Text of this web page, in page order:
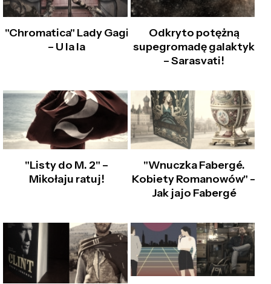
"Chromatica" Lady Gagi
– U la la
Odkryto potężną
supegromadę galaktyk
– Sarasvati!
"Listy do M. 2" –
Mikołaju ratuj!
"Wnuczka Fabergé.
Kobiety Romanowów" –
Jak jajo Fabergé